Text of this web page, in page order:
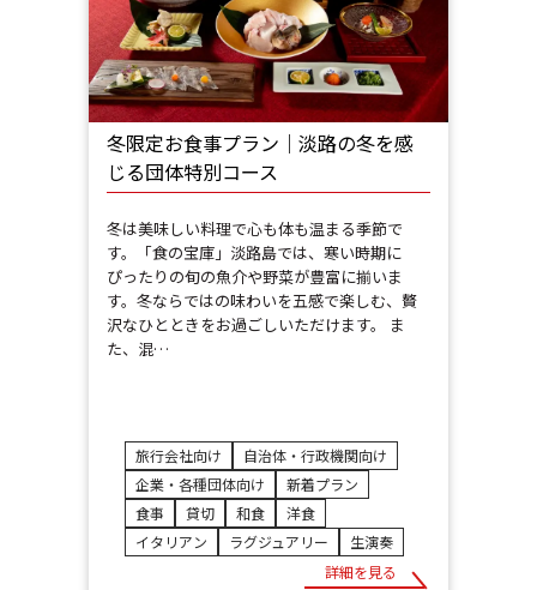
冬限定お食事プラン｜淡路の冬を感
じる団体特別コース
冬は美味しい料理で心も体も温まる季節で
す。「食の宝庫」淡路島では、寒い時期に
ぴったりの旬の魚介や野菜が豊富に揃いま
す。冬ならではの味わいを五感で楽しむ、贅
沢なひとときをお過ごしいただけます。 ま
た、混…
旅行会社向け
自治体・行政機関向け
企業・各種団体向け
新着プラン
食事
貸切 和食
洋食
イタリアン
ラグジュアリー
生演奏
詳細を見る